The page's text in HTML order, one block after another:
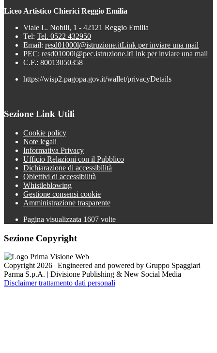
Liceo Artistico Chierici Reggio Emilia
Viale L. Nobili, 1 - 42121 Reggio Emilia
Tel: Tel. 0522 432950
Email: resd01000l@istruzione.itLink per inviare una mail
PEC: resd01000l@pec.istruzione.itLink per inviare una mail
C.F.: 80013050358
https://wisp2.pagopa.gov.it/wallet/privacyDetails
Sezione Link Utili
Cookie policy
Note legali
Informativa Privacy
Ufficio Relazioni con il Pubblico
Dichiarazione di accessibilità
Obiettivi di accessibilità
Whistleblowing
Gestione consensi cookie
Amministrazione trasparente
Pagina visualizzata 1607 volte
Sezione Copyright
Copyright 2026 | Engineered and powered by Gruppo Spaggiari
Parma S.p.A. | Divisione Publishing & New Social Media
Disclaimer trattamento dati personali